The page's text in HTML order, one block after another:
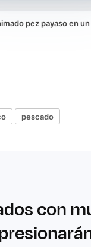
pez payaso en
pescado
con